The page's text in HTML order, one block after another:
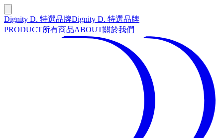
Dignity D. 特選品牌Dignity D. 特選品牌
PRODUCT所有商品ABOUT關於我們